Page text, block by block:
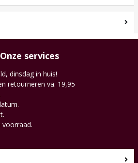
Onze services
dinsdag in huis!
retourneren va. 19,95
voorraad.